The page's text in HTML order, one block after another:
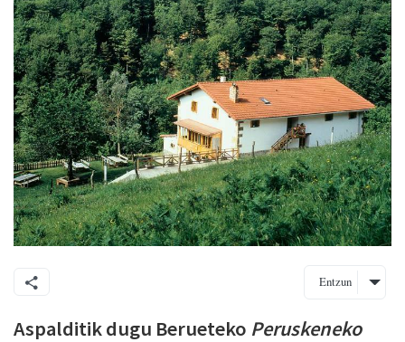
Entzun
Aspalditik dugu Berueteko Peruskeneko